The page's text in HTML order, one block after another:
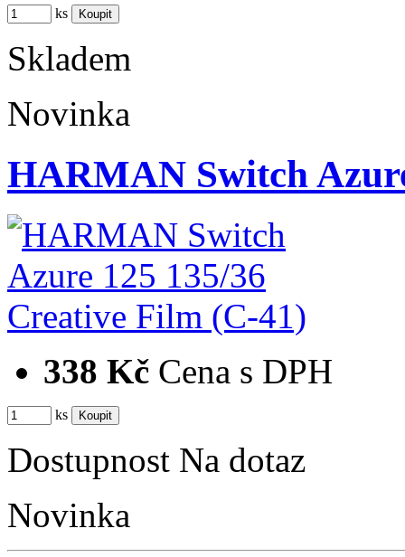
ks
Skladem
Novinka
HARMAN Switch
338 Kč Cena s DPH
ks
Dostupnost Na dotaz
Novinka